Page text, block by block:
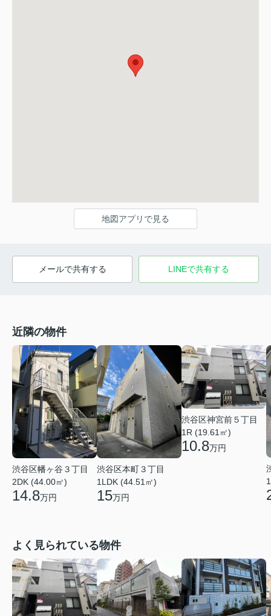
地図アプリで見る
メールで共有する LINEで共有する
近隣の物件
渋谷区幡ヶ谷３丁目
2DK (44.00㎡)
14.8万円
渋谷区本町３丁目
1LDK (44.51㎡)
15万円
渋谷区神宮前５丁目
1R (19.61㎡)
10.8万円
よく見られている物件